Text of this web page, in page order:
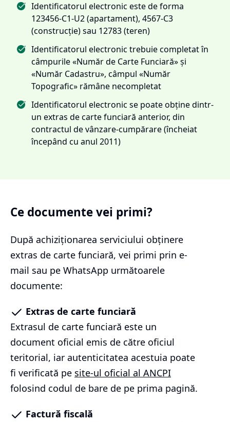
Identificatorul electronic este de forma
123456-C1-U2 (apartament), 4567-C3
(construcție) sau 12783 (teren)
Identificatorul electronic trebuie completat în
câmpurile «Număr de Carte Funciară» și
«Număr Cadastru», câmpul «Număr
Topografic» rămâne necompletat
Identificatorul electronic se poate obține dintr-
un extras de carte funciară anterior, din
contractul de vânzare-cumpărare (încheiat
începând cu anul 2011)
Ce documente vei primi?
După achiziționarea serviciului obținere
extras de carte funciară, vei primi prin e-
mail sau pe WhatsApp următoarele
documente:
Extras de carte funciară
Extrasul de carte funciară este un
document oficial emis de către oficiul
teritorial, iar autenticitatea acestuia poate
fi verificată pe site-ul oficial al ANCPI
folosind codul de bare de pe prima pagină.
Factură fiscală